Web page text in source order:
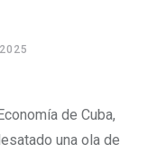
de Cuba,
una ola de